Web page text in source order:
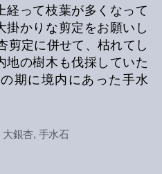
経って枝葉が多くなって
掛かりな剪定をお願いし
剪定に併せて、枯れてし
地の樹木も伐採していた
期に境内にあった手水
大銀杏, 手水石